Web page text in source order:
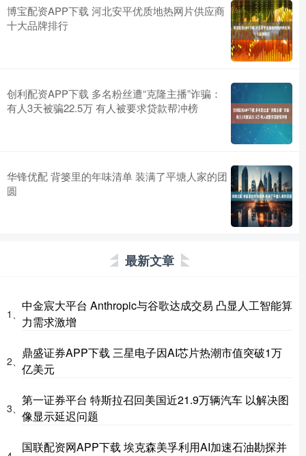
博宝配资APP下载 河北安平优质地热网片供应商
十大品牌排行
创利配资APP下载 多名粉丝遭“克隆主播”诈骗：
有人3天被骗22.5万 有人被要求贷款帮冲榜
华锋优配 背篓里的年味清单 装满了平塘人家的团
圆
最新文章
1、
中金宸大平台 Anthropic与谷歌达成交易 凸显人工智能算
力需求激增
2、
鼎盛证券APP下载 三星电子因AI芯片热潮市值突破1万
亿美元
3、
第一证券平台 特斯拉召回美国近21.9万辆汽车 以解决图
像显示延迟问题
国联配资网APP下载 埃克森美孚利用AI加速石油勘探并